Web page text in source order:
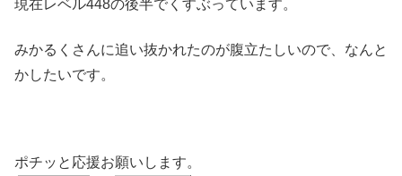
現在レベル448の後半でくすぶっています。
みかるくさんに追い抜かれたのが腹立たしいので、なんと
かしたいです。
ポチッと応援お願いします。